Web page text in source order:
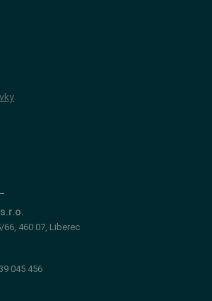
66, 460 07, Liberec
045 456